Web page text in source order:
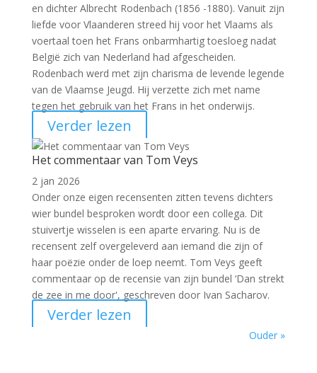
en dichter Albrecht Rodenbach (1856 -1880). Vanuit zijn
liefde voor Vlaanderen streed hij voor het Vlaams als
voertaal toen het Frans onbarmhartig toesloeg nadat
België zich van Nederland had afgescheiden.
Rodenbach werd met zijn charisma de levende legende
van de Vlaamse Jeugd. Hij verzette zich met name
tegen het gebruik van het Frans in het onderwijs.
Verder lezen
Het commentaar van Tom Veys
2 jan 2026
Onder onze eigen recensenten zitten tevens dichters
wier bundel besproken wordt door een collega. Dit
stuivertje wisselen is een aparte ervaring. Nu is de
recensent zelf overgeleverd aan iemand die zijn of
haar poëzie onder de loep neemt. Tom Veys geeft
commentaar op de recensie van zijn bundel ‘Dan strekt
de zee in me door', geschreven door Ivan Sacharov.
Verder lezen
Ouder »